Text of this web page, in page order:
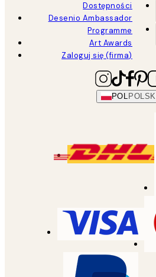
Dostępności
Desenio Ambassador
Programme
Art Awards
Zaloguj się (firma)
POL POLSKI